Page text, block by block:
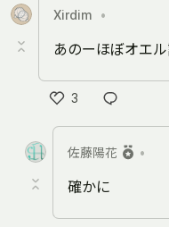
Xirdim •
あのーほぼオエ
3
Like
佐藤陽花
•
確かに